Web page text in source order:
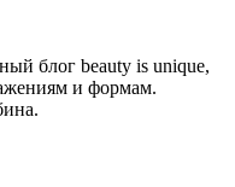
блог beauty is unique,
и формам.